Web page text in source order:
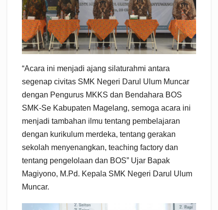
“Acara ini menjadi ajang silaturahmi antara
segenap civitas SMK Negeri Darul Ulum Muncar
dengan Pengurus MKKS dan Bendahara BOS
SMK-Se Kabupaten Magelang, semoga acara ini
menjadi tambahan ilmu tentang pembelajaran
dengan kurikulum merdeka, tentang gerakan
sekolah menyenangkan, teaching factory dan
tentang pengelolaan dan BOS” Ujar Bapak
Magiyono, M.Pd. Kepala SMK Negeri Darul Ulum
Muncar.